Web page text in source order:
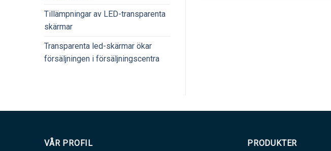
Tillämpningar av LED-transparenta
skärmar
Transparenta led-skärmar ökar
försäljningen i försäljningscentra
VÅR PROFIL PRODUKTER